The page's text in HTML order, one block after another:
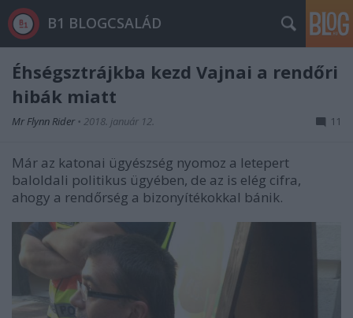
B1 BLOGCSALÁD
Éhségsztrájkba kezd Vajnai a rendőri
hibák miatt
Mr Flynn Rider • 2018. január 12. 11
Már az katonai ügyészség nyomoz a letepert
baloldali politikus ügyében, de az is elég cifra,
ahogy a rendőrség a bizonyítékokkal bánik.